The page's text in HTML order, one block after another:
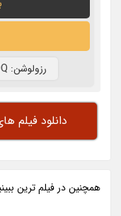
رزولوشن: 1080Q
دانلود فیلم
همچنين در فيلم ترين